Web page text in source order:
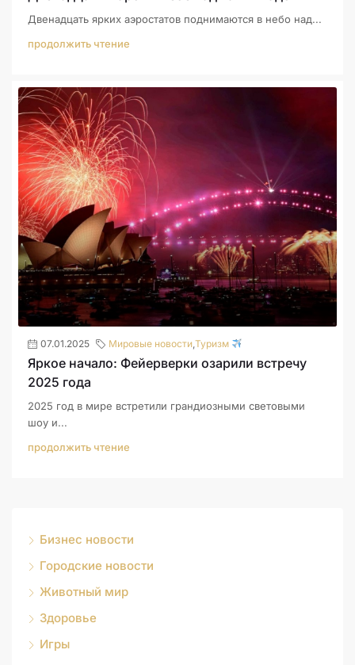
Двенадцать ярких аэростатов поднимаются в небо над...
продолжить чтение
07.01.2025 Мировые новости Туризм
Яркое начало: Фейерверки озарили встречу
2025 года
2025 год в мире встретили грандиозными световыми
шоу и...
продолжить чтение
Бизнес новости
Городские новости
Животный мир
Здоровье
Игры